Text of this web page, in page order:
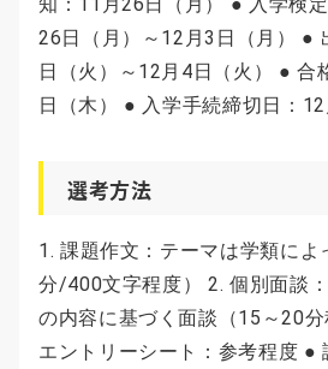
26日（月）～12月3日（月） ●
日（火）～12月4日（火） ● 合
日（木） ● 入学手続締切日：12
選考方法
1. 課題作文：テーマは学類によ
分/400文字程度） 2. 個別面談
の内容に基づく面談（15～20
エントリーシート：参考程度 ●